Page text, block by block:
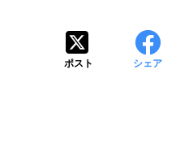
ポスト シェア